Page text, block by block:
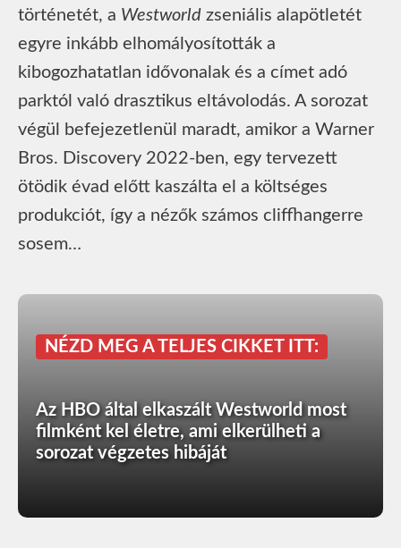
történetét, a Westworld zseniális alapötletét
egyre inkább elhomályosították a
kibogozhatatlan idővonalak és a címet adó
parktól való drasztikus eltávolodás. A sorozat
végül befejezetlenül maradt, amikor a Warner
Bros. Discovery 2022-ben, egy tervezett
ötödik évad előtt kaszálta el a költséges
produkciót, így a nézők számos cliffhangerre
sosem…
NÉZD MEG A TELJES CIKKET ITT:
Az HBO által elkaszált Westworld most
filmként kel életre, ami elkerülheti a
sorozat végzetes hibáját